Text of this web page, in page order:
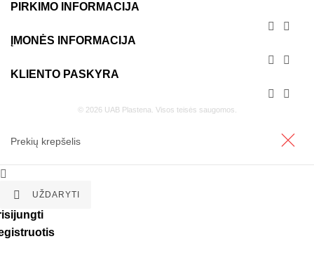
PIRKIMO INFORMACIJA


ĮMONĖS INFORMACIJA


KLIENTO PASKYRA


© 2026 UAB Plastena. Visos teisės saugomos.
Prekių krepšelis


UŽDARYTI